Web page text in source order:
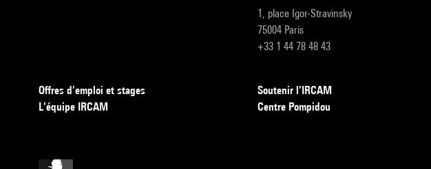
1, place Igor-Stravinsky
75004 Paris
+33 1 44 78 48 43
Offres d’emploi et stages
L’équipe IRCAM
Soutenir l’IRCAM
Centre Pompidou